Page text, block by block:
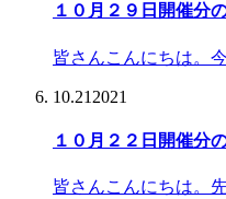
１０月２９日開催分
皆さんこんにちは。
10.21 2021
１０月２２日開催分
皆さんこんにちは。